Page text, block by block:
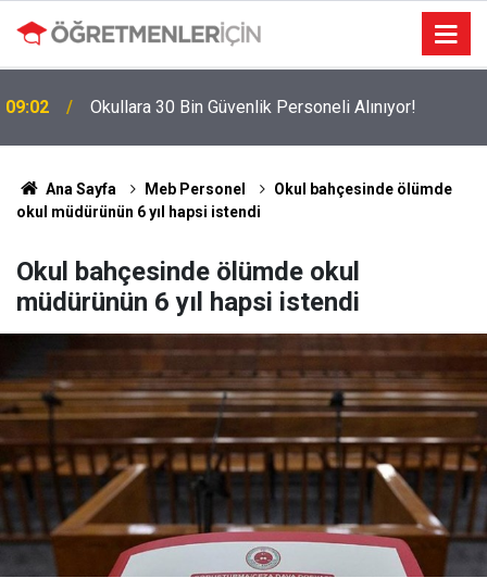
09:02 Okullara 30 Bin Güvenlik Personeli Alınıyor!
MEBBİS Tercihleri Açıldı: Puan Farkı Tanımayan
Ana Sayfa Meb Personel
Okul bahçesinde ölümde
okul müdürünün 6 yıl hapsi istendi
Okul bahçesinde ölümde okul
müdürünün 6 yıl hapsi istendi